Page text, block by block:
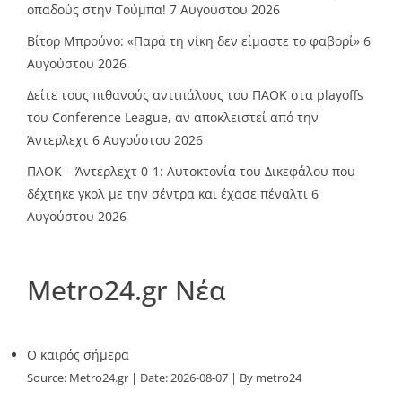
οπαδούς στην Τούμπα! 7 Αυγούστου 2026
Βίτορ Μπρούνο: «Παρά τη νίκη δεν είμαστε το φαβορί» 6
Αυγούστου 2026
Δείτε τους πιθανούς αντιπάλους του ΠΑΟΚ στα playoffs
του Conference League, αν αποκλειστεί από την
Άντερλεχτ 6 Αυγούστου 2026
ΠΑΟΚ – Άντερλεχτ 0-1: Αυτοκτονία του Δικεφάλου που
δέχτηκε γκολ με την σέντρα και έχασε πέναλτι 6
Αυγούστου 2026
Metro24.gr Νέα
O καιρός σήμερα
Source: Metro24.gr Date: 2026-08-07 By metro24